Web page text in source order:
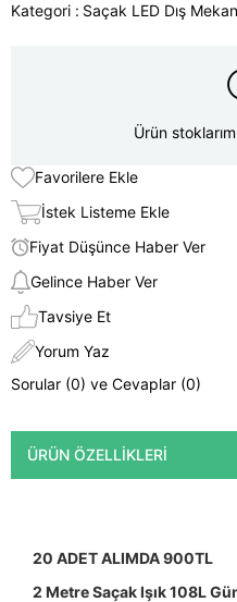
Kategori : Saçak LED Dış Mekan
Ürün
Favorilere Ekle
İstek Listeme Ekle
Fiyat Düşünce Haber Ver
Gelince Haber Ver
Tavsiye Et
Yorum Yaz
Sorular (0) ve Cevaplar (0)
ÜRÜN ÖZELLIKLERI
20 ADET ALIMDA 900TL
2 Metre Saçak Işık 108L